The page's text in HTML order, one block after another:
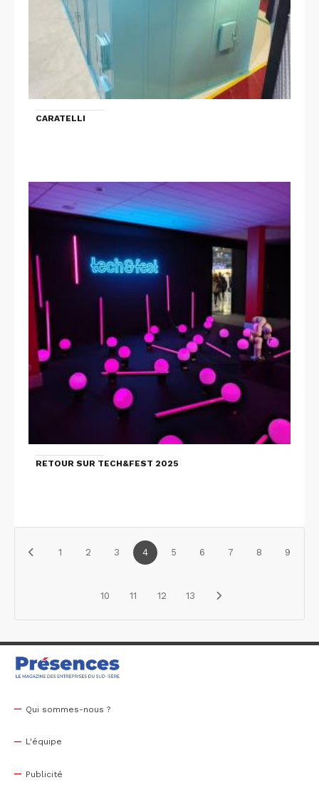
CARATELLI
RETOUR SUR TECH&FEST 2025
1 2 3 4 5 6 7 8 9
10 11 12 13
Qui sommes-nous ?
L'équipe
Publicité